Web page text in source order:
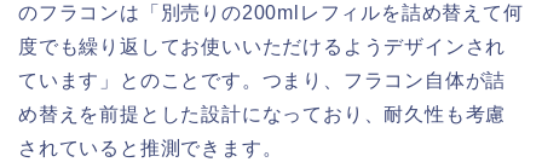
のフラコンは「別売りの200mlレフィルを詰め替えて何
度でも繰り返してお使いいただけるようデザインされ
ています」とのことです。つまり、フラコン自体が詰
め替えを前提とした設計になっており、耐久性も考慮
されていると推測できます。